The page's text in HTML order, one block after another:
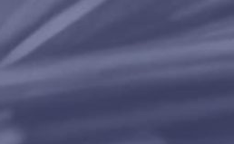
целеше да помогне на
положение да
до техника и нови
за обучение.
допринесем за едно по-светло